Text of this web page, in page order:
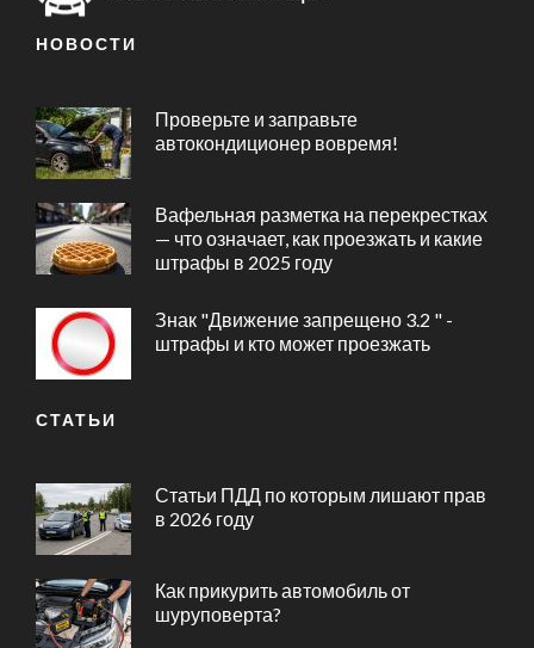
НОВОСТИ
Проверьте и заправьте
автокондиционер вовремя!
Вафельная разметка на перекрестках
— что означает, как проезжать и какие
штрафы в 2025 году
Знак "Движение запрещено 3.2 " -
штрафы и кто может проезжать
СТАТЬИ
Статьи ПДД по которым лишают прав
в 2026 году
Как прикурить автомобиль от
шуруповерта?